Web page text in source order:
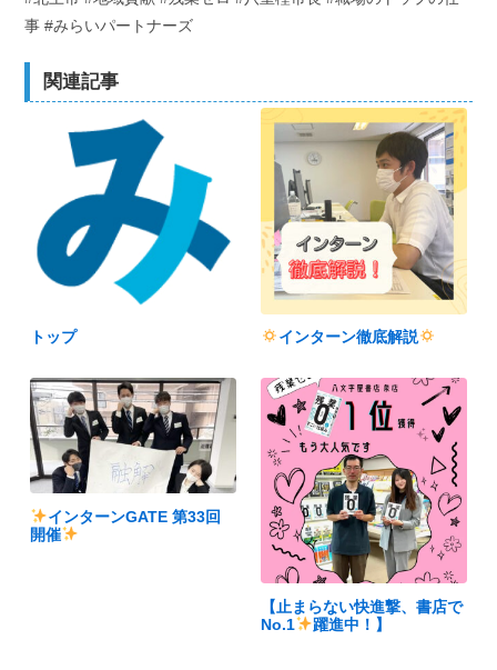
事 #みらいパートナーズ
関連記事
トップ インターン徹底解説
インターンGATE 第33回
開催
【止まらない快進撃、書店で
No.1
躍進中！】